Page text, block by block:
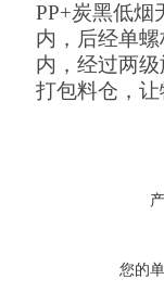
PP+炭黑低烟
内，后经单
内，经过两
打包料仓，
您的